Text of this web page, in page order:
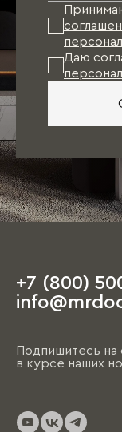
Даю
+7 (800)
Подпишитесь на
в курсе наших